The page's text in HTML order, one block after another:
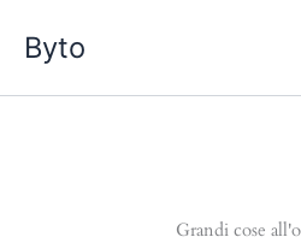
contenuto
Byto
Grandi cose